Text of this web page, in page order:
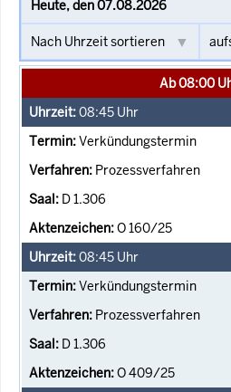
Ab 08:00
08:45 Uhr
Verkündungstermin
Prozessverfahren
D 1.306
O 160/25
08:45 Uhr
Verkündungstermin
Prozessverfahren
D 1.306
O 409/25